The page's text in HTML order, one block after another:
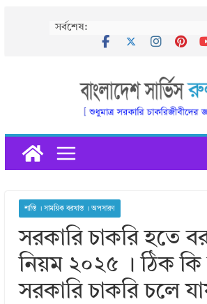
সর্বশেষ:
শাস্তি । সাময়িক বরখাস্ত । অপসারণ
সরকারি চাকরি হতে
নিয়ম ২০২৫ । ঠিক কি
সরকারি চাকরি চলে